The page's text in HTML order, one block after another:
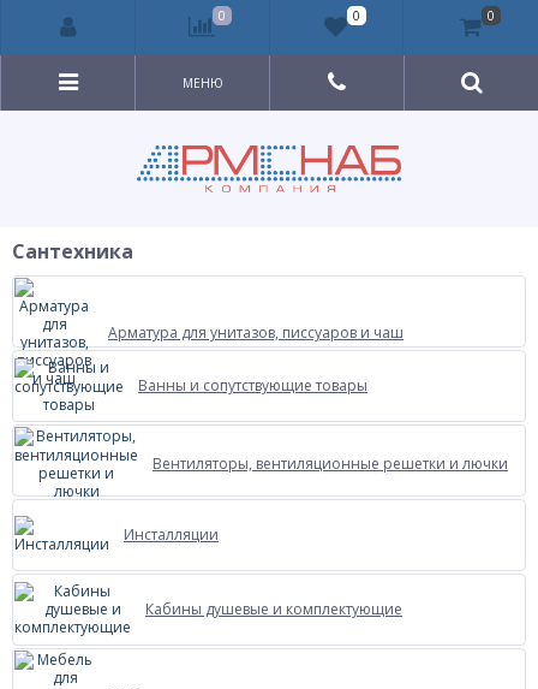
МЕНЮ
Сантехника
Арматура для унитазов, писсуаров и чаш
Ванны и сопутствующие товары
Вентиляторы, вентиляционные решетки и лючки
Инсталляции
Кабины душевые и комплектующие
0 0 0